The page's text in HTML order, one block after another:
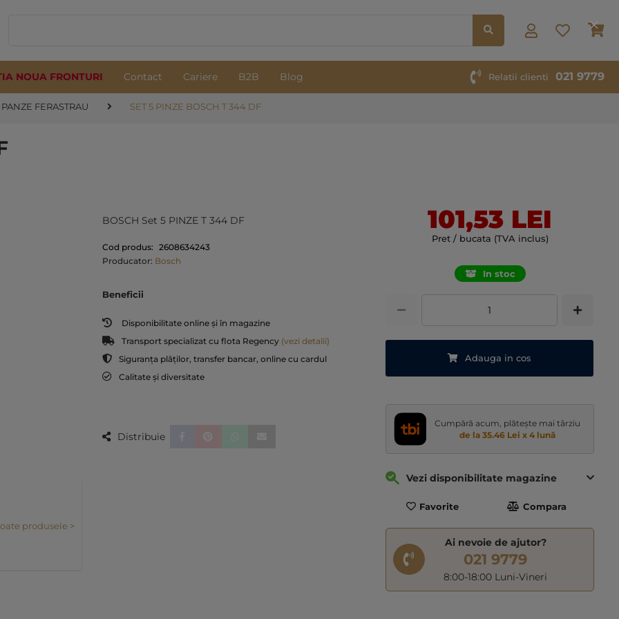
NOUA FRONTURI Contact Cariere B2B Blog Relatii clienti 021 9779
PANZE FERASTRAU SET 5 PINZE BOSCH T 344 DF
produsele >
101,53 LEI
Pret / bucata (TVA inclus)
In stoc
Adauga in cos
Cumpără acum, plătește mai târziu
de la 35.46 Lei x 4 lună
Vezi disponibilitate magazine
Favorite Compara
Ai nevoie de ajutor?
021 9779
8:00-18:00 Luni-Vineri
BOSCH Set 5 PINZE T 344 DF
Cod produs: 2608634243
Producator: Bosch
Beneficii
Disponibilitate online și în magazine
Transport specializat cu flota Regency (vezi detalii)
Siguranța plăților, transfer bancar, online cu cardul
Calitate și diversitate
Distribuie